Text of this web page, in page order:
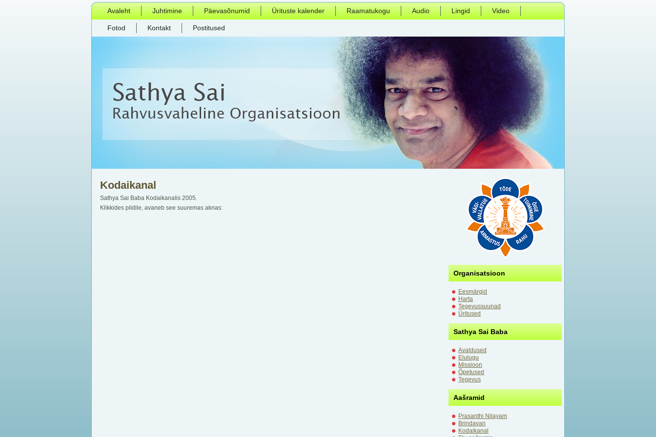
Avaleht Juhtimine Päevasõnumid Ürituste kalender Raamatukogu Audio Lingid Video
Fotod Kontakt Postitused
Kodaikanal
Sathya Sai Baba Kodaikanalis 2005.
Klikkides pildile, avaneb see suuremas aknas:
Organisatsioon
Eesmärgid
Harta
Tegevussuunad
Üritused
Sathya Sai Baba
Avaldused
Elulugu
Missioon
Õpetused
Tegevus
Aašramid
Prasanthi Nilayam
Brindavan
Kodaikanal